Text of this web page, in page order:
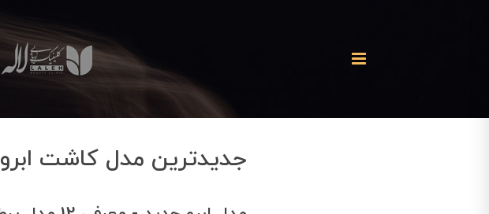
جدیدترین مدل کاشت ابرو